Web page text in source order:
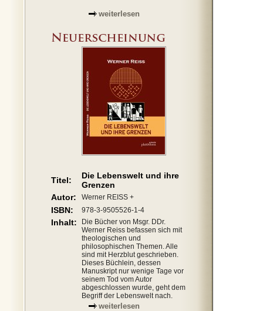
weiterlesen
Titel:
Die Lebenswelt und ihre
Grenzen
Autor:
Werner REISS +
ISBN: 978-3-9505526-1-4
Inhalt:
Die Bücher von Msgr. DDr.
Werner Reiss befassen sich mit
theologischen und
philosophischen Themen. Alle
sind mit Herzblut geschrieben.
Dieses Büchlein, dessen
Manuskript nur wenige Tage vor
seinem Tod vom Autor
abgeschlossen wurde, geht dem
Begriff der Lebenswelt nach.
weiterlesen